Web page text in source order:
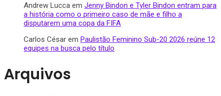
Andrew Lucca em Jenny Bindon e Tyler Bindon entram para
a história como o primeiro caso de mãe e filho a
disputarem uma copa da FIFA
Carlos César em Paulistão Feminino Sub-20 2026 reúne 12
equipes na busca pelo título
Arquivos